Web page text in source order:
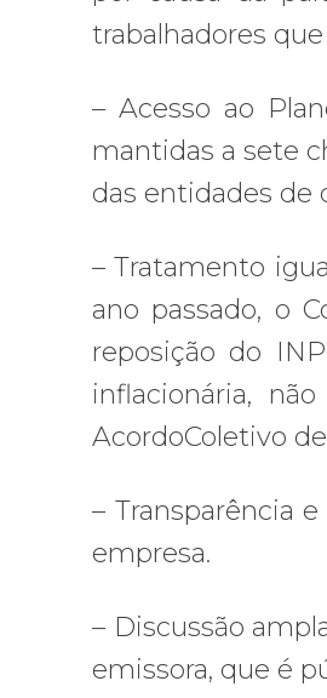
trabalhadores
– Acesso ao
mantidas a sete
das entidades de
– Tratamento
ano passado, o
reposição do
inflacionária,
AcordoColetivo
– Transparência
empresa.
– Discussão
emissora, que é